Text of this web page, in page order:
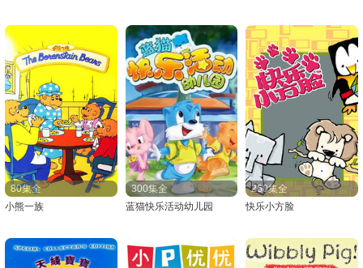
80集全
小熊一族
300集全
蓝猫快乐活动幼儿园
260集全
快乐小方脸